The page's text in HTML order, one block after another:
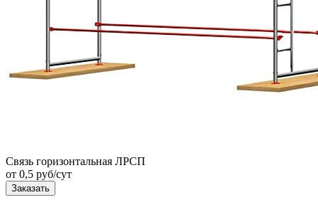
Связь горизонтальная ЛРСП
от 0,5 руб/сут
Заказать